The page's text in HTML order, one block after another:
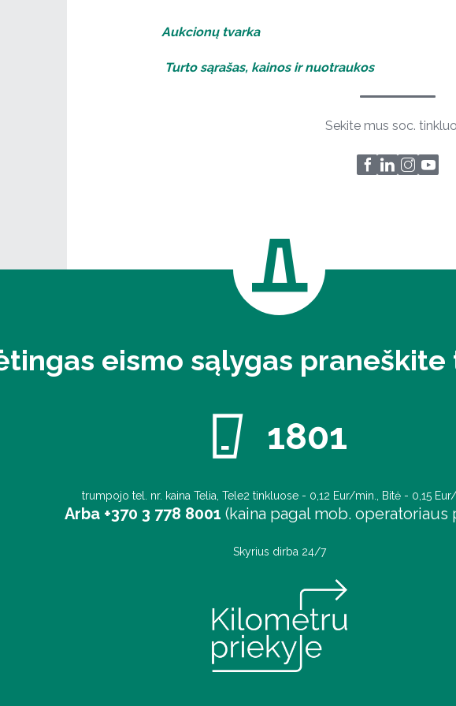
Aukcionų tvarka
Turto sąrašas, kainos ir nuotraukos
Sekite mus soc.
eismo sąlygas
1801
trumpojo tel. nr. kaina Telia, Tele2 tinkluose - 0,12 Eur/min., Bitė - 0,15
Arba +370 3 778 8001 (kaina pagal mob. operatoriaus
Skyrius dirba 24/7